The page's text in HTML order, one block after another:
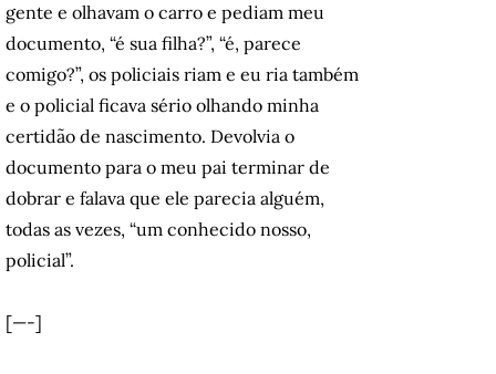
gente e olhavam o carro e pediam meu
documento, “é sua filha?”, “é, parece
comigo?”, os policiais riam e eu ria também
e o policial ficava sério olhando minha
certidão de nascimento. Devolvia o
documento para o meu pai terminar de
dobrar e falava que ele parecia alguém,
todas as vezes, “um conhecido nosso,
policial”.
[—-]